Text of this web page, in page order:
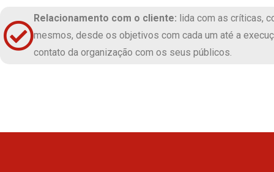
Relacionamento com o cliente: lida com as críticas,
mesmos, desde os objetivos com cada um até a
contato da organização com os seus públicos.